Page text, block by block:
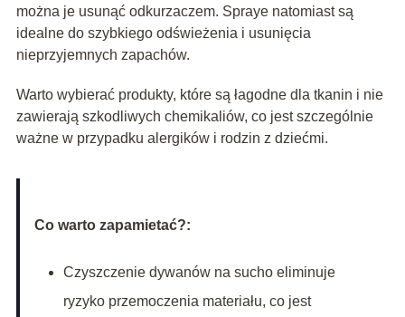
można je usunąć odkurzaczem. Spraye natomiast są
idealne do szybkiego odświeżenia i usunięcia
nieprzyjemnych zapachów.
Warto wybierać produkty, które są łagodne dla tkanin i nie
zawierają szkodliwych chemikaliów, co jest szczególnie
ważne w przypadku alergików i rodzin z dziećmi.
Co warto zapamietać?:
Czyszczenie dywanów na sucho eliminuje
ryzyko przemoczenia materiału, co jest